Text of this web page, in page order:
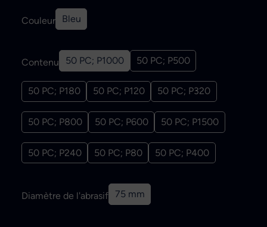
Couleur Bleu
Contenu 50 PC; P1000 50 PC; P500
50 PC; P180 50 PC; P120 50 PC; P320
50 PC; P800 50 PC; P600 50 PC; P1500
50 PC; P240 50 PC; P80 50 PC; P400
Diamètre de l'abrasif 75 mm